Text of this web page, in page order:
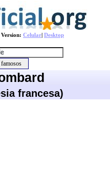
Celular| Desktop
francesa)